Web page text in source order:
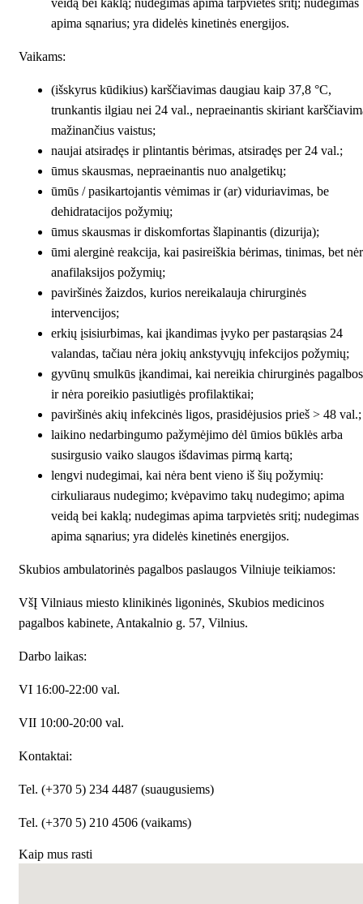
veidą bei kaklą; nudegimas apima tarpvietės sritį; nudegimas
apima sąnarius; yra didelės kinetinės energijos.
Vaikams:
(išskyrus kūdikius) karščiavimas daugiau kaip 37,8 °C,
trunkantis ilgiau nei 24 val., nepraeinantis skiriant
mažinančius vaistus;
naujai atsiradęs ir plintantis bėrimas, atsiradęs per 24 val.;
ūmus skausmas, nepraeinantis nuo analgetikų;
ūmūs / pasikartojantis vėmimas ir (ar) viduriavimas, be
dehidratacijos požymių;
ūmus skausmas ir diskomfortas šlapinantis (dizurija);
ūmi alerginė reakcija, kai pasireiškia bėrimas, tinimas, bet
anafilaksijos požymių;
paviršinės žaizdos, kurios nereikalauja chirurginės
intervencijos;
erkių įsisiurbimas, kai įkandimas įvyko per pastarąsias 24
valandas, tačiau nėra jokių ankstyvųjų infekcijos požymių;
gyvūnų smulkūs įkandimai, kai nereikia chirurginės pagalbos
ir nėra poreikio pasiutligės profilaktikai;
paviršinės akių infekcinės ligos, prasidėjusios prieš > 48 val.;
laikino nedarbingumo pažymėjimo dėl ūmios būklės arba
susirgusio vaiko slaugos išdavimas pirmą kartą;
lengvi nudegimai, kai nėra bent vieno iš šių požymių:
cirkuliaraus nudegimo; kvėpavimo takų nudegimo; apima
veidą bei kaklą; nudegimas apima tarpvietės sritį; nudegimas
apima sąnarius; yra didelės kinetinės energijos.
Skubios ambulatorinės pagalbos paslaugos Vilniuje teikiamos:
VšĮ Vilniaus miesto klinikinės ligoninės, Skubios medicinos
pagalbos kabinete, Antakalnio g. 57, Vilnius.
Darbo laikas:
VI 16:00-22:00 val.
VII 10:00-20:00 val.
Kontaktai:
Tel. (+370 5) 234 4487 (suaugusiems)
Tel. (+370 5) 210 4506 (vaikams)
Kaip mus rasti